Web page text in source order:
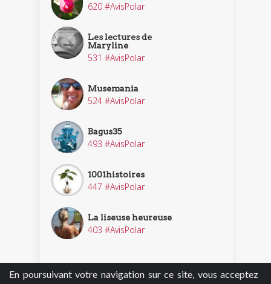
En poursuivant votre navigation sur ce site, vous acceptez
620 #AvisPolar
Les lectures de
Maryline
531 #AvisPolar
Musemania
524 #AvisPolar
Bagus35
493 #AvisPolar
1001histoires
447 #AvisPolar
La liseuse heureuse
403 #AvisPolar
Découvrir nos enquêteurs